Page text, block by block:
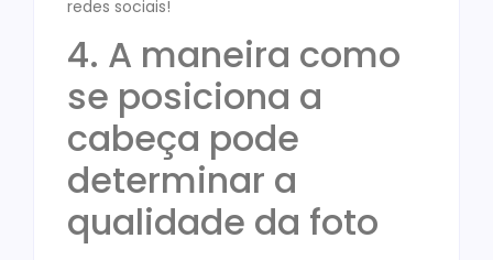
redes sociais!
4. A maneira como
se posiciona a
cabeça pode
determinar a
qualidade da foto